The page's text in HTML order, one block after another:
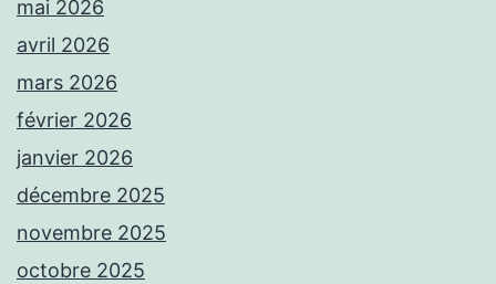
mai 2026
avril 2026
mars 2026
février 2026
janvier 2026
décembre 2025
novembre 2025
octobre 2025